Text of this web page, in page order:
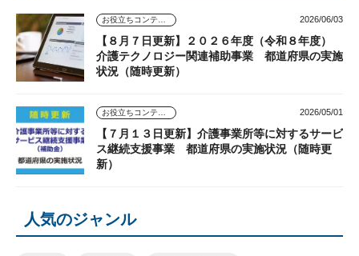
2026/06/03
【８月７日更新】２０２６年度（令和８年度）
介護テクノロジー関連補助事業 都道府県の実施
状況（随時更新）
2026/05/01
【７月１３日更新】介護事業所等に対するサービ
ス継続支援事業 都道府県の実施状況（随時更
新）
人気のジャンル